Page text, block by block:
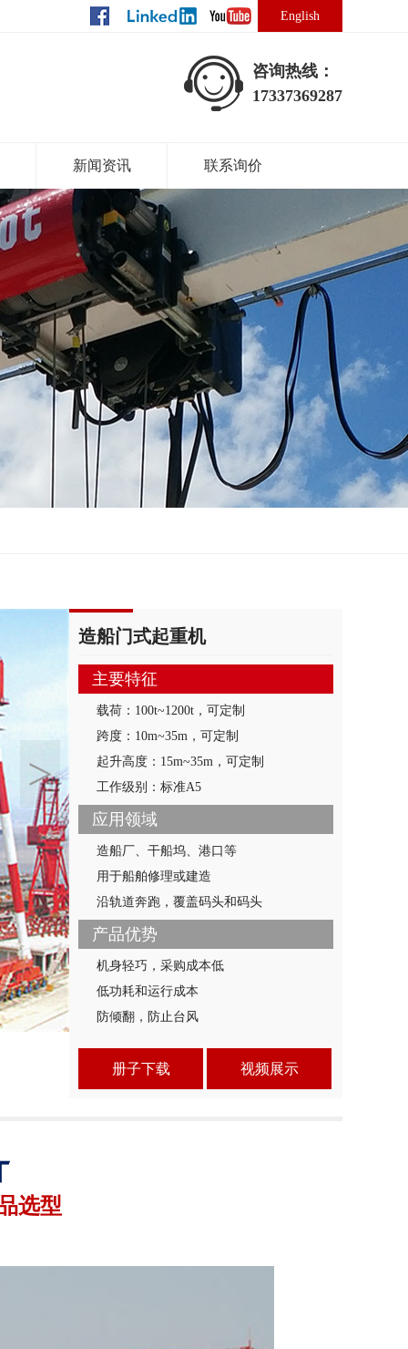
English
咨询热线：
17337369287
新闻资讯 联系询价
>
造船门式起重机
主要特征
载荷：100t~1200t，可定制
跨度：10m~35m，可定制
起升高度：15m~35m，可定制
工作级别：标准A5
应用领域
造船厂、干船坞、港口等
用于船舶修理或建造
沿轨道奔跑，覆盖码头和码头
产品优势
机身轻巧，采购成本低
低功耗和运行成本
防倾翻，防止台风
册子下载 视频展示
选型